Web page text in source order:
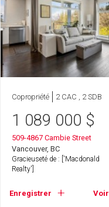
Copropriété 2 CAC , 2 SDB
1 089 000 $
509-4867 Cambie Street
Vancouver, BC
Gracieuseté de : ['Macdonald
Realty']
Enregistrer Voir